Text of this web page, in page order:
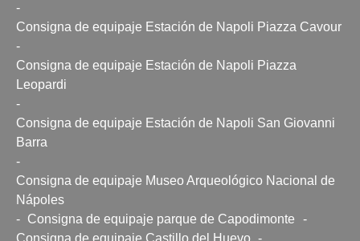
-
Consigna de equipaje Estación de Napoli Piazza Cavour
-
Consigna de equipaje Estación de Napoli Piazza
Leopardi
-
Consigna de equipaje Estación de Napoli San Giovanni
Barra
-
Consigna de equipaje Museo Arqueológico Nacional de
Nápoles
-
Consigna de equipaje parque de Capodimonte
-
Consigna de equipaje Castillo del Huevo -